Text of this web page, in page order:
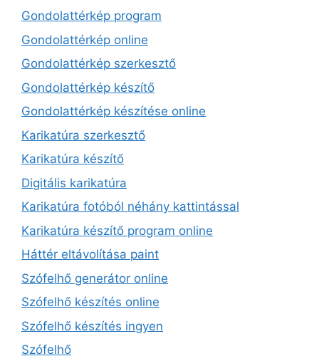
Gondolattérkép program
Gondolattérkép online
Gondolattérkép szerkesztő
Gondolattérkép készítő
Gondolattérkép készítése online
Karikatúra szerkesztő
Karikatúra készítő
Digitális karikatúra
Karikatúra fotóból néhány kattintással
Karikatúra készítő program online
Háttér eltávolítása paint
Szófelhő generátor online
Szófelhő készítés online
Szófelhő készítés ingyen
Szófelhő